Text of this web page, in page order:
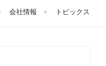
会社情報 トピックス